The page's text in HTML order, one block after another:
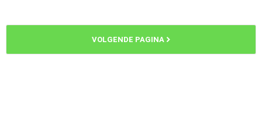
VOLGENDE PAGINA